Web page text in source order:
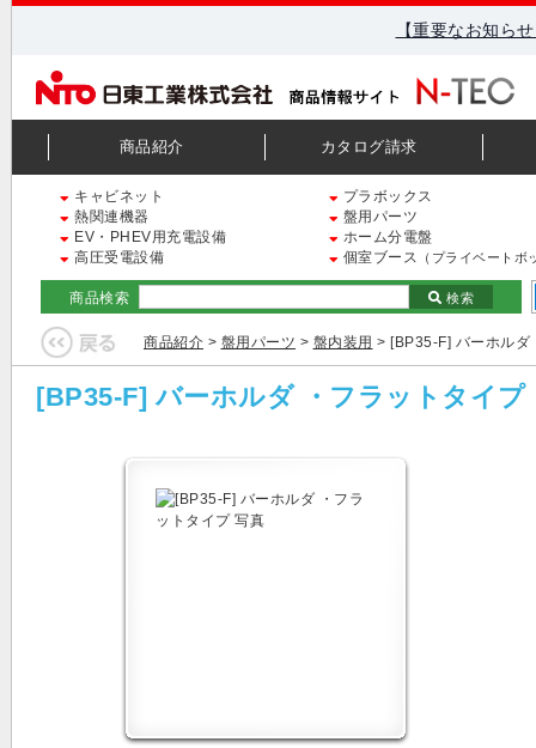
【重要なお知ら
商品紹介 カタログ請求
キャビネット
プラボックス
熱関連機器
盤用パーツ
EV・PHEV用充電設備
ホーム分電盤
高圧受電設備
個室ブース （プライベートボ
商品検索 検索
商品紹介 > 盤用パーツ > 盤内装用 > [BP35-F] バーホルダ
[BP35-F] バーホルダ ・フラットタイプ